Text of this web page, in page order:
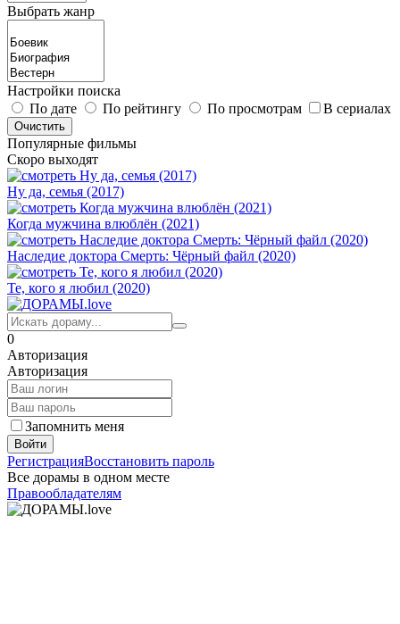
Выбрать жанр
Настройки поиска
По дате
По рейтингу По просмотрам В сериалах
Популярные фильмы
Скоро выходят
Ну да, семья (2017)
Когда мужчина влюблён (2021)
Наследие доктора Смерть: Чёрный файл (2020)
Те, кого я любил (2020)
0
Авторизация
Авторизация
Запомнить меня
Войти
РегистрацияВосстановить пароль
Все дорамы в одном месте
Правообладателям